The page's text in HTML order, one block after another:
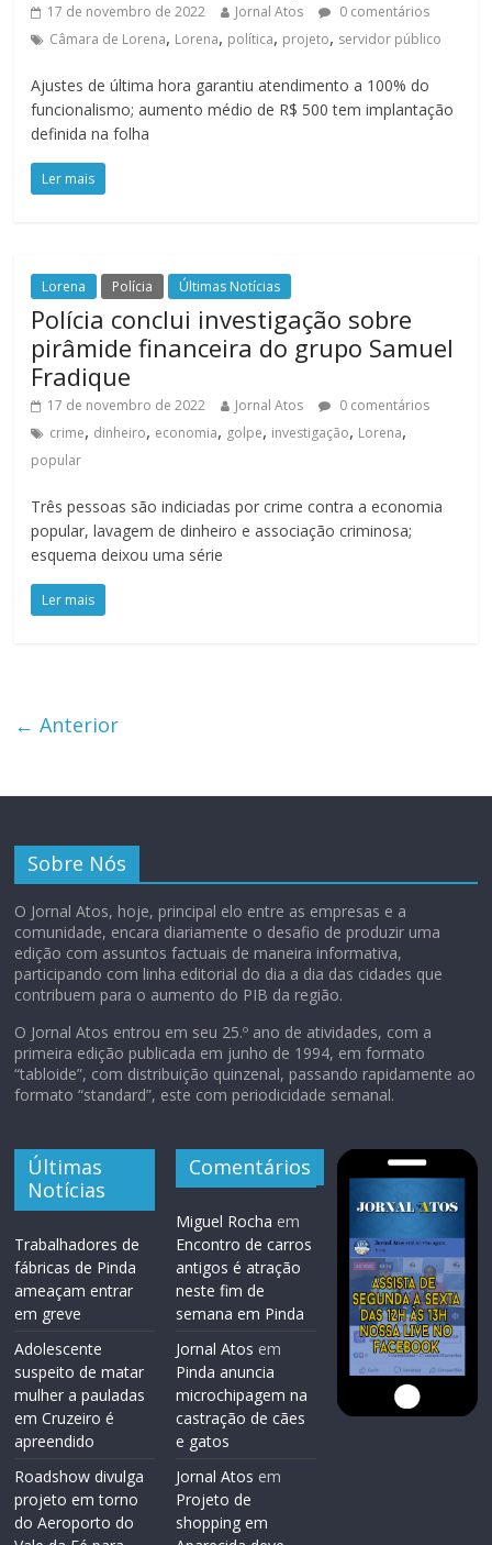
17 de novembro de 2022 Jornal Atos
0 comentários
Câmara de Lorena, Lorena, política, projeto, servidor público
Ajustes de última hora garantiu atendimento a 100% do
funcionalismo; aumento médio de R$ 500 tem implantação
definida na folha
Ler mais
Lorena Polícia Últimas Notícias
Polícia conclui investigação sobre
pirâmide financeira do grupo Samuel
Fradique
17 de novembro de 2022 Jornal Atos
0 comentários
crime, dinheiro, economia, golpe, investigação, Lorena,
popular
Três pessoas são indiciadas por crime contra a economia
popular, lavagem de dinheiro e associação criminosa;
esquema deixou uma série
Ler mais
← Anterior
Sobre Nós
O Jornal Atos, hoje, principal elo entre as empresas e a
comunidade, encara diariamente o desafio de produzir uma
edição com assuntos factuais de maneira informativa,
participando com linha editorial do dia a dia das cidades que
contribuem para o aumento do PIB da região.
O Jornal Atos entrou em seu 25.º ano de atividades, com a
primeira edição publicada em junho de 1994, em formato
“tabloide”, com distribuição quinzenal, passando rapidamente ao
formato “standard”, este com periodicidade semanal.
Últimas
Notícias
Trabalhadores de
fábricas de Pinda
ameaçam entrar
em greve
Adolescente
suspeito de matar
mulher a pauladas
em Cruzeiro é
apreendido
Roadshow divulga
projeto em torno
do Aeroporto do
Comentários
Miguel Rocha em
Encontro de carros
antigos é atração
neste fim de
semana em Pinda
Jornal Atos em
Pinda anuncia
microchipagem na
castração de cães
e gatos
Jornal Atos em
Projeto de
shopping em